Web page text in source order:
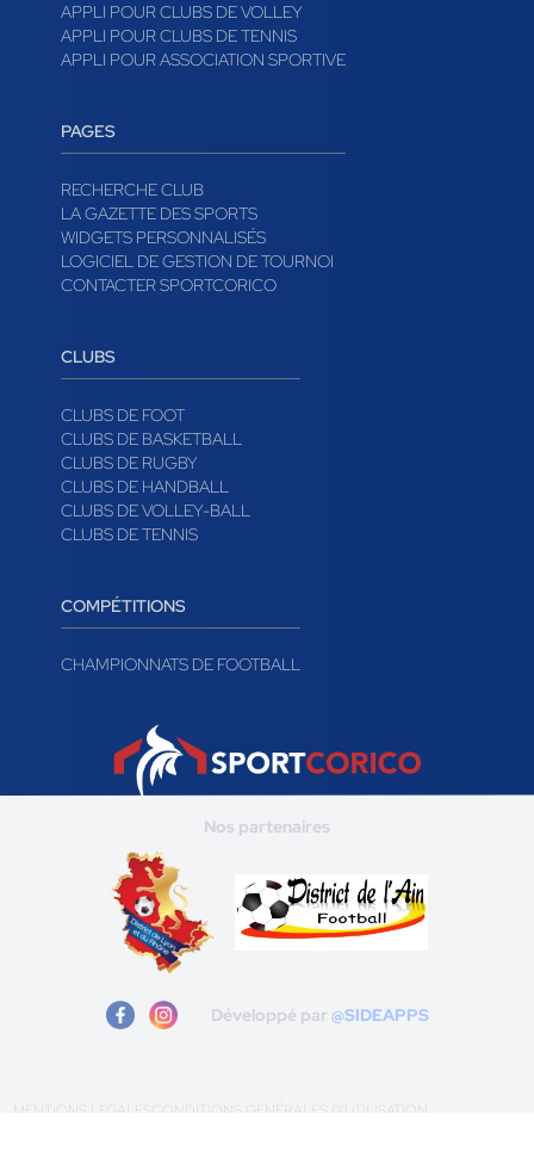
APPLI POUR CLUBS DE VOLLEY
APPLI POUR CLUBS DE TENNIS
APPLI POUR ASSOCIATION SPORTIVE
PAGES
RECHERCHE CLUB
LA GAZETTE DES SPORTS
WIDGETS PERSONNALISÉS
LOGICIEL DE GESTION DE TOURNOI
CONTACTER SPORTCORICO
CLUBS
CLUBS DE FOOT
CLUBS DE BASKETBALL
CLUBS DE RUGBY
CLUBS DE HANDBALL
CLUBS DE VOLLEY-BALL
CLUBS DE TENNIS
COMPÉTITIONS
CHAMPIONNATS DE FOOTBALL
Nos partenaires
Développé par @SIDEAPPS
MENTIONS LÉGALESCONDITIONS GÉNÉRALES D'UTILISATION